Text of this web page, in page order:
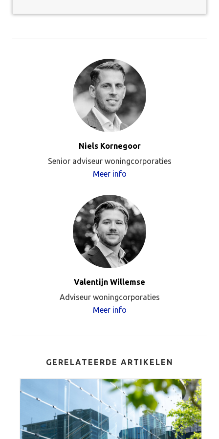
Niels Kornegoor
Senior adviseur woningcorporaties
Meer info
Valentijn Willemse
Adviseur woningcorporaties
Meer info
GERELATEERDE ARTIKELEN